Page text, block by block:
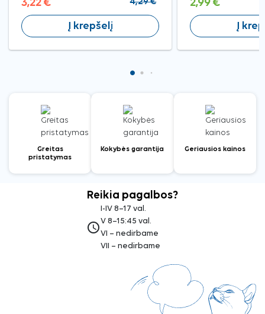
3,22 €
Į krepšelį
2,99 €
Į
Greitas
pristatymas
Kokybės garantija Geriausios kainos
Reikia pagalbos?
access_time
I-IV 8–17 val.
V 8–15:45 val.
VI – nedirbame
VII – nedirbame